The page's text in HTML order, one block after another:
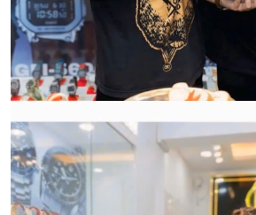
HWATCH Chuyên Nhập khẩu Và
Đồng Hồ Chính Hãng
CẢM ƠN QUÝ KHÁCH ĐÃ TIN
HWATCH CHUYÊN NHẬP KHẨU và
LOẠI ĐỒNG HỒ CHÍNH HÃNG.